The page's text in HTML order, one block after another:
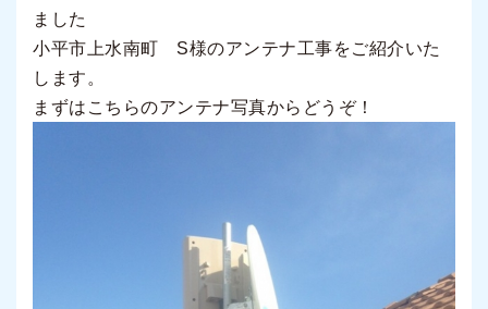
ました
小平市上水南町 S様のアンテナ工事をご紹介いた
します。
まずはこちらのアンテナ写真からどうぞ！